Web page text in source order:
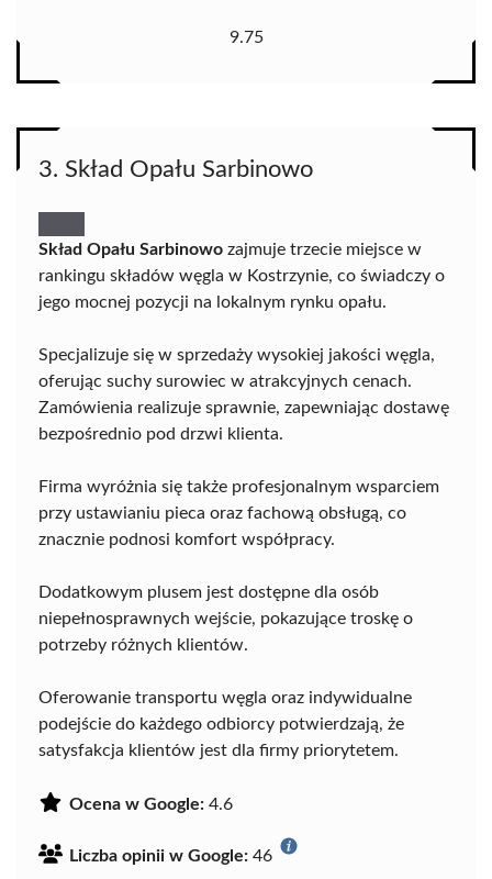
9.75
3. Skład Opału Sarbinowo
Skład Opału Sarbinowo zajmuje trzecie miejsce w
rankingu składów węgla w Kostrzynie, co świadczy o
jego mocnej pozycji na lokalnym rynku opału.
Specjalizuje się w sprzedaży wysokiej jakości węgla,
oferując suchy surowiec w atrakcyjnych cenach.
Zamówienia realizuje sprawnie, zapewniając dostawę
bezpośrednio pod drzwi klienta.
Firma wyróżnia się także profesjonalnym wsparciem
przy ustawianiu pieca oraz fachową obsługą, co
znacznie podnosi komfort współpracy.
Dodatkowym plusem jest dostępne dla osób
niepełnosprawnych wejście, pokazujące troskę o
potrzeby różnych klientów.
Oferowanie transportu węgla oraz indywidualne
podejście do każdego odbiorcy potwierdzają, że
satysfakcja klientów jest dla firmy priorytetem.
Ocena w Google: 4.6
Liczba opinii w Google: 46